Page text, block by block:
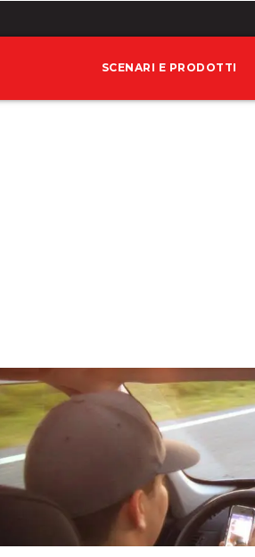
SCENARI E PRODOTTI